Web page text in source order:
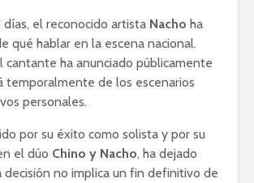
días, el reconocido artista Nacho ha
qué hablar en la escena nacional.
cantante ha anunciado públicamente
temporalmente de los escenarios
personales.
por su éxito como solista y por su
el dúo Chino y Nacho, ha dejado
decisión no implica un fin definitivo de